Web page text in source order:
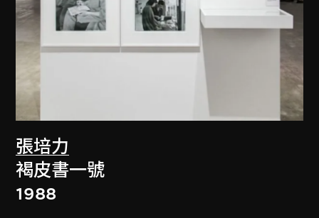
張培力
褐皮書一號
1988